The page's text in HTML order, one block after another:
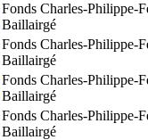
Fonds Charles-Philippe-
Baillairgé
Fonds Charles-Philippe-
Baillairgé
Fonds Charles-Philippe-
Baillairgé
Fonds Charles-Philippe-
Baillairgé